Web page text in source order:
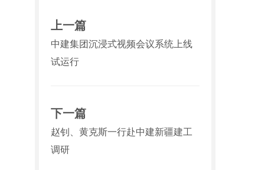
上一篇
中建集团沉浸式视频会议系统上线
试运行
下一篇
赵钊、黄克斯一行赴中建新疆建工
调研